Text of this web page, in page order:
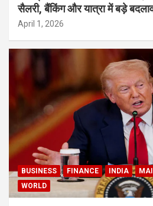
सैलरी, बैंकिंग और यात्रा में बड़े
April 1, 2026
BUSINESS FINANCE INDIA
WORLD